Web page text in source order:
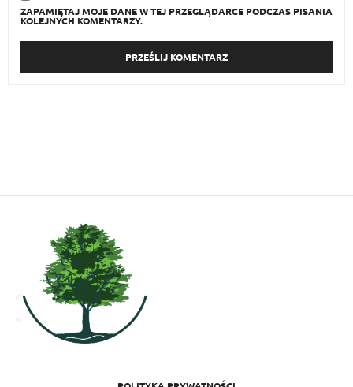
ZAPAMIĘTAJ MOJE DANE W TEJ PRZEGLĄDARCE PODCZAS PISANIA
KOLEJNYCH KOMENTARZY.